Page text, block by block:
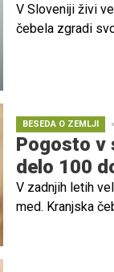
V Sloveniji živi
čebela zgradi
pojavlja in
predvsem divje,
pogosto košeni,
zelena puščava,"
BESEDA O ZEMLJI
Pogosto v
delo 100
V zadnjih letih
med. Kranjska